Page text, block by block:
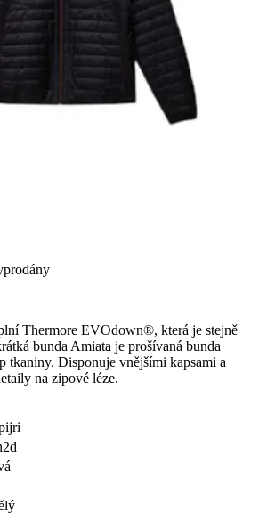
Thermore EVOdown®, která je stejně
bunda Amiata je prošívaná bunda
tkaniny. Disponuje vnějšími kapsami a
na zipové léze.